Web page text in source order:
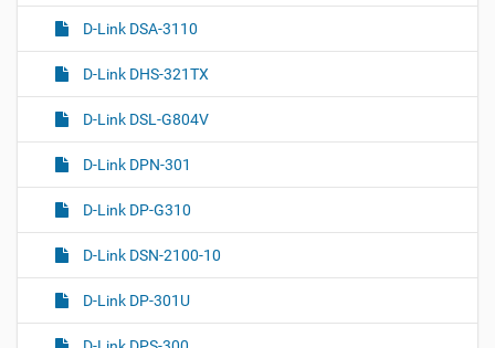
D-Link DSA-3110
D-Link DHS-321TX
D-Link DSL-G804V
D-Link DPN-301
D-Link DP-G310
D-Link DSN-2100-10
D-Link DP-301U